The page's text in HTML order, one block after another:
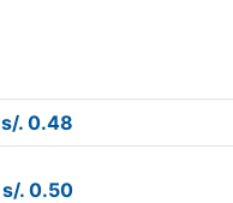
s/. 0.48
s/. 0.50